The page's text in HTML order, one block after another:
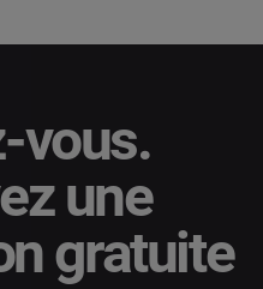
vous.
une
gratuite